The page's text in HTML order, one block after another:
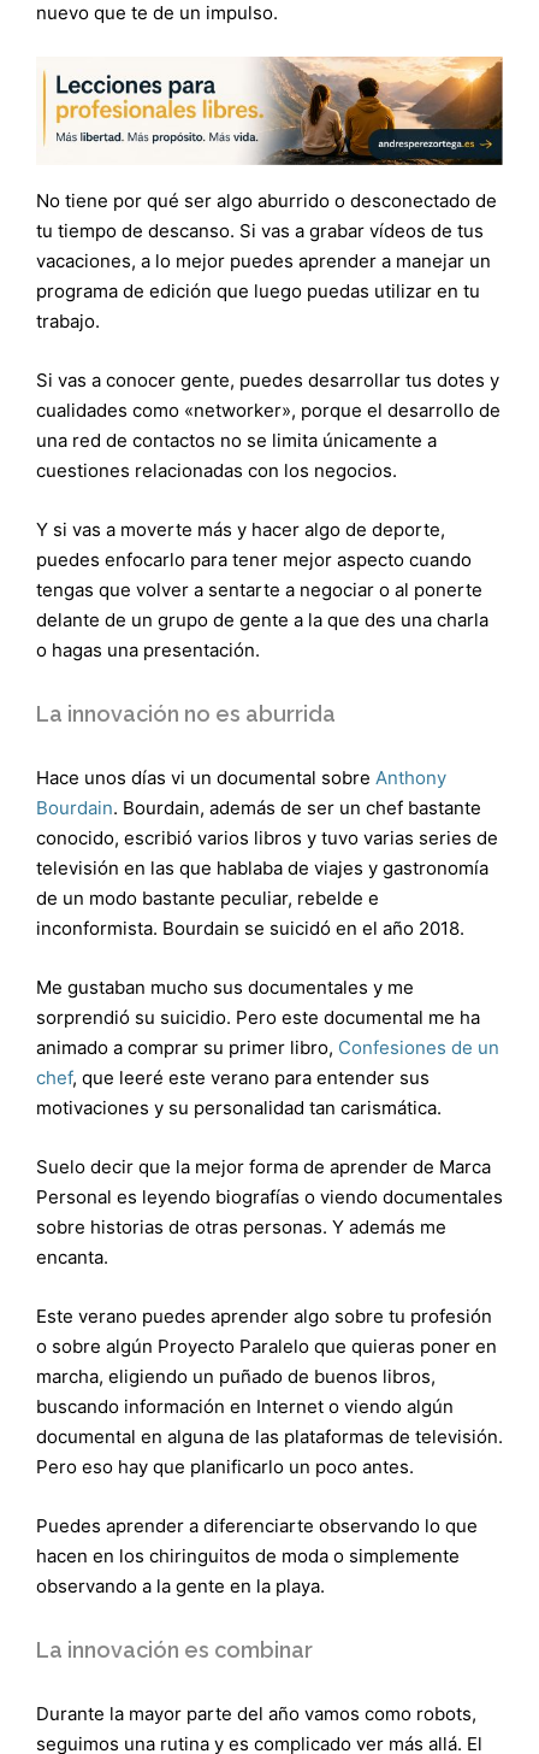
nuevo que te de un impulso.
No tiene por qué ser algo aburrido o desconectado de
tu tiempo de descanso. Si vas a grabar vídeos de tus
vacaciones, a lo mejor puedes aprender a manejar un
programa de edición que luego puedas utilizar en tu
trabajo.
Si vas a conocer gente, puedes desarrollar tus dotes y
cualidades como «networker», porque el desarrollo de
una red de contactos no se limita únicamente a
cuestiones relacionadas con los negocios.
Y si vas a moverte más y hacer algo de deporte,
puedes enfocarlo para tener mejor aspecto cuando
tengas que volver a sentarte a negociar o al ponerte
delante de un grupo de gente a la que des una charla
o hagas una presentación.
La innovación no es aburrida
Hace unos días vi un documental sobre Anthony
Bourdain. Bourdain, además de ser un chef bastante
conocido, escribió varios libros y tuvo varias series de
televisión en las que hablaba de viajes y gastronomía
de un modo bastante peculiar, rebelde e
inconformista. Bourdain se suicidó en el año 2018.
Me gustaban mucho sus documentales y me
sorprendió su suicidio. Pero este documental me ha
animado a comprar su primer libro, Confesiones de un
chef, que leeré este verano para entender sus
motivaciones y su personalidad tan carismática.
Suelo decir que la mejor forma de aprender de Marca
Personal es leyendo biografías o viendo documentales
sobre historias de otras personas. Y además me
encanta.
Este verano puedes aprender algo sobre tu profesión
o sobre algún Proyecto Paralelo que quieras poner en
marcha, eligiendo un puñado de buenos libros,
buscando información en Internet o viendo algún
documental en alguna de las plataformas de televisión.
Pero eso hay que planificarlo un poco antes.
Puedes aprender a diferenciarte observando lo que
hacen en los chiringuitos de moda o simplemente
observando a la gente en la playa.
La innovación es combinar
Durante la mayor parte del año vamos como robots,
seguimos una rutina y es complicado ver más allá. El